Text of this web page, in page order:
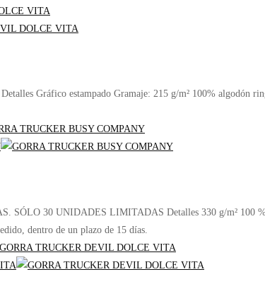
Gráfico estampado Gramaje: 215 g/m² 100% algodón
30 UNIDADES LIMITADAS Detalles 330 g/m² 100 %
dentro de un plazo de 15 días.